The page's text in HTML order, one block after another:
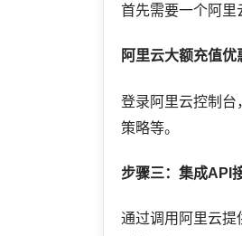
首先需要一个阿里
阿里云大额充值优
登录阿里云控制台
策略等。
步骤三：集成API
通过调用阿里云